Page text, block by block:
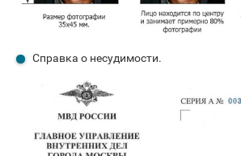
Справка о несудимости.